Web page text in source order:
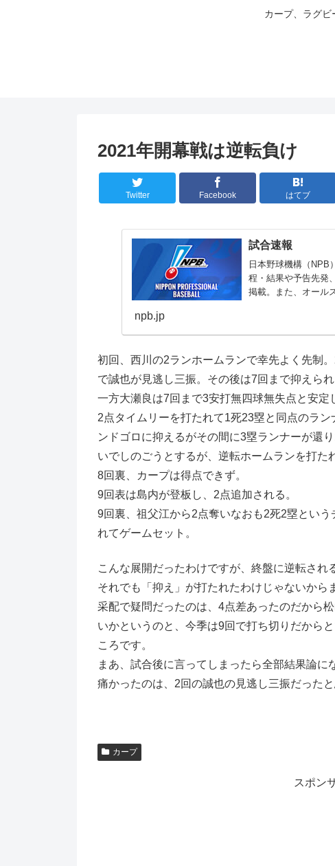
カープ、ラグビ
2021年開幕戦は逆転負け
Twitter Facebook はてブ
試合速報
日本野球機構（NPB
程・結果や予告先発
掲載。また、オール
npb.jp
初回、西川の2ランホームランで幸先よく先制
で誠也が見逃し三振。その後は7回まで抑えられ
一方大瀬良は7回まで3安打無四球無失点と安
2点タイムリーを打たれて1死23塁と同点のラ
ンドゴロに抑えるがその間に3塁ランナーが還
いでしのごうとするが、逆転ホームランを打た
8回裏、カープは得点できず。
9回表は島内が登板し、2点追加される。
9回裏、祖父江から2点奪いなおも2死2塁とい
れてゲームセット。
こんな展開だったわけですが、終盤に逆転さ
それでも「抑え」が打たれたわけじゃないか
采配で疑問だったのは、4点差あったのだから
いかというのと、今季は9回で打ち切りだから
ころです。
まあ、試合後に言ってしまったら全部結果論に
痛かったのは、2回の誠也の見逃し三振だった
カープ
スポン